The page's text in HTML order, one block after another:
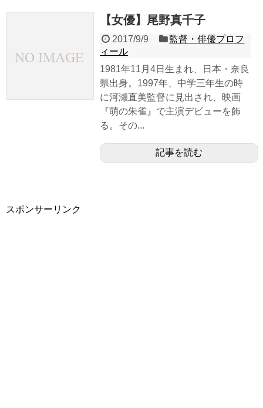
【女優】尾野真千子
2017/9/9
監督・俳優プロフ
ィール
1981年11月4日生まれ、日本・奈良
県出身。1997年、中学三年生の時
に河瀬直美監督に見出され、映画
『萌の朱雀』で主演デビューを飾
る。その...
記事を読む
スポンサーリンク